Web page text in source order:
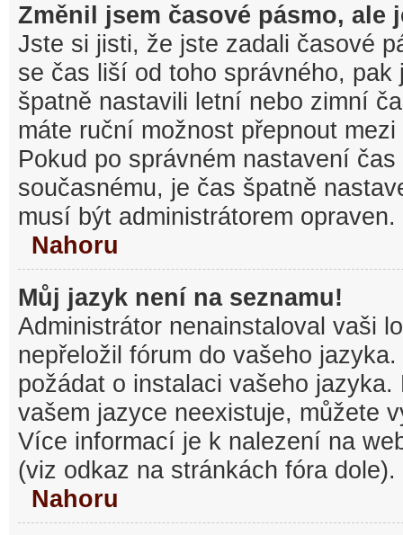
Změnil jsem časové pásmo, ale
Jste si jisti, že jste zadali časové
se čas liší od toho správného, pak
špatně nastavili letní nebo zimní
máte ruční možnost přepnout
Pokud po správném nastavení
současnému, je čas špatně
musí být administrátorem opraven.
Nahoru
Můj jazyk není na seznamu!
Administrátor nenainstaloval vaši
nepřeložil fórum do vašeho
požádat o instalaci vašeho
vašem jazyce neexistuje, můžete
Více informací je k nalezení na
(viz odkaz na stránkách fóra dole).
Nahoru